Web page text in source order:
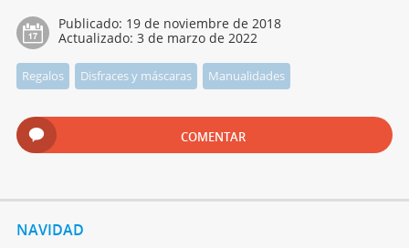
Publicado: 19 de noviembre de 2018
Actualizado: 3 de marzo de 2022
Regalos Disfraces y máscaras Manualidades
COMENTAR
NAVIDAD